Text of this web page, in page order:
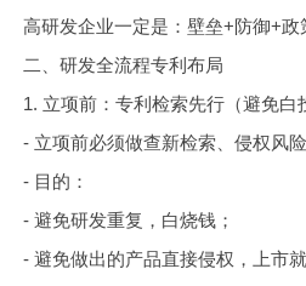
高研发企业一定是：壁垒+防御+政
二、研发全流程专利布局
1. 立项前：专利检索先行（避免白
- 立项前必须做查新检索、侵权风
- 目的：
- 避免研发重复，白烧钱；
- 避免做出的产品直接侵权，上市就